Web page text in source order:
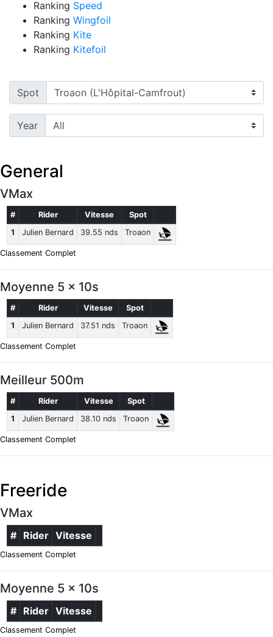
Ranking Speed
Ranking Wingfoil
Ranking Kite
Ranking Kitefoil
Spot
Year
General
VMax
# Rider Vitesse
Spot
1
Julien Bernard 39.55 nds Troaon
Classement Complet
Moyenne 5 x 10s
# Rider Vitesse
Spot
1
Julien Bernard 37.51 nds Troaon
Classement Complet
Meilleur 500m
# Rider Vitesse
Spot
1
Julien Bernard 38.10 nds Troaon
Classement Complet
Freeride
VMax
# Rider Vitesse
Classement Complet
Moyenne 5 x 10s
# Rider Vitesse
Classement Complet